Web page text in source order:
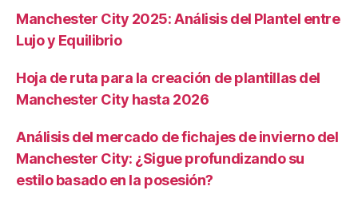
Manchester City 2025: Análisis del Plantel entre
Lujo y Equilibrio
Hoja de ruta para la creación de plantillas del
Manchester City hasta 2026
Análisis del mercado de fichajes de invierno del
Manchester City: ¿Sigue profundizando su
estilo basado en la posesión?